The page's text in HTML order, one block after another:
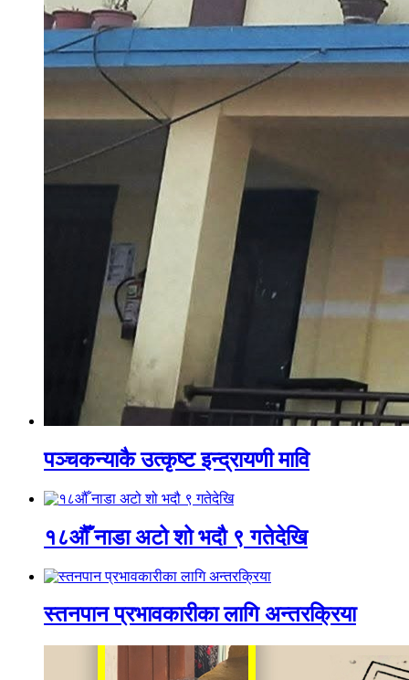
पञ्चकन्याकै उत्कृष्ट इन्द्रायणी मावि
१८औँ नाडा अटो शो भदौ ९ गतेदेखि
स्तनपान प्रभावकारीका लागि अन्तरक्रिया